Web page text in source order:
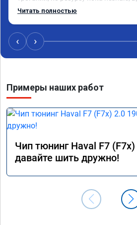
покажет, короче рекомендую!
Читать полностью
‹ ›
Примеры наших работ
Чип тюнинг Haval F7
давайте шить дружно!